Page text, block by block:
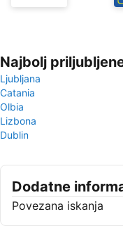
Najbolj
Ljubljana
Catania
Olbia
Lizbona
Dublin
Dodatne
Povezana iskanja